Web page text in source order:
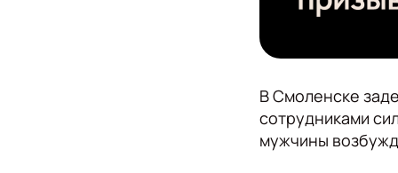
В Смоленске
сотрудниками
мужчины